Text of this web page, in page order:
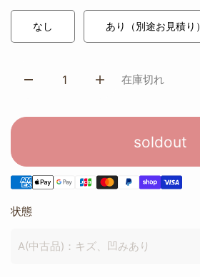
なし あり（別途お見積り）
在庫切れ
soldout
状態
A(中古品)：キズ、凹みあり